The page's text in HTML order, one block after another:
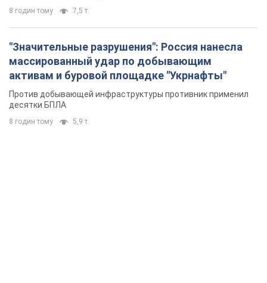
8 годин тому 7,5 т.
"Значительные разрушения": Россия нанесла
массированный удар по добывающим
активам и буровой площадке "Укрнафты"
Против добывающей инфраструктуры противник применил
десятки БПЛА
8 годин тому 5,9 т.